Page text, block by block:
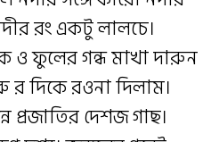
রং একটু লালচে।
ও ফুলের গন্ধ মাখা দারুন
দিকে রওনা দিলাম।
প্রজাতির দেশজ গাছ।